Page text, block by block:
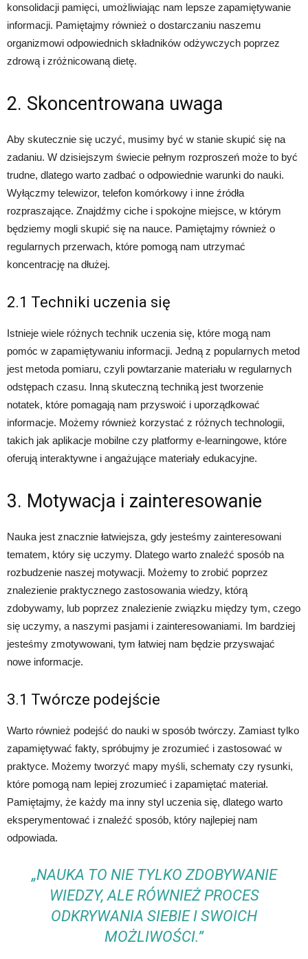
konsolidacji pamięci, umożliwiając nam lepsze zapamiętywanie
informacji. Pamiętajmy również o dostarczaniu naszemu
organizmowi odpowiednich składników odżywczych poprzez
zdrową i zróżnicowaną dietę.
2. Skoncentrowana uwaga
Aby skutecznie się uczyć, musimy być w stanie skupić się na
zadaniu. W dzisiejszym świecie pełnym rozproszeń może to być
trudne, dlatego warto zadbać o odpowiednie warunki do nauki.
Wyłączmy telewizor, telefon komórkowy i inne źródła
rozpraszające. Znajdźmy ciche i spokojne miejsce, w którym
będziemy mogli skupić się na nauce. Pamiętajmy również o
regularnych przerwach, które pomogą nam utrzymać
koncentrację na dłużej.
2.1 Techniki uczenia się
Istnieje wiele różnych technik uczenia się, które mogą nam
pomóc w zapamiętywaniu informacji. Jedną z popularnych metod
jest metoda pomiaru, czyli powtarzanie materiału w regularnych
odstępach czasu. Inną skuteczną techniką jest tworzenie
notatek, które pomagają nam przyswoić i uporządkować
informacje. Możemy również korzystać z różnych technologii,
takich jak aplikacje mobilne czy platformy e-learningowe, które
oferują interaktywne i angażujące materiały edukacyjne.
3. Motywacja i zainteresowanie
Nauka jest znacznie łatwiejsza, gdy jesteśmy zainteresowani
tematem, który się uczymy. Dlatego warto znaleźć sposób na
rozbudzenie naszej motywacji. Możemy to zrobić poprzez
znalezienie praktycznego zastosowania wiedzy, którą
zdobywamy, lub poprzez znalezienie związku między tym, czego
się uczymy, a naszymi pasjami i zainteresowaniami. Im bardziej
jesteśmy zmotywowani, tym łatwiej nam będzie przyswajać
nowe informacje.
3.1 Twórcze podejście
Warto również podejść do nauki w sposób twórczy. Zamiast tylko
zapamiętywać fakty, spróbujmy je zrozumieć i zastosować w
praktyce. Możemy tworzyć mapy myśli, schematy czy rysunki,
które pomogą nam lepiej zrozumieć i zapamiętać materiał.
Pamiętajmy, że każdy ma inny styl uczenia się, dlatego warto
eksperymentować i znaleźć sposób, który najlepiej nam
odpowiada.
„NAUKA TO NIE TYLKO ZDOBYWANIE
WIEDZY, ALE RÓWNIEŻ PROCES
ODKRYWANIA SIEBIE I SWOICH
MOŻLIWOŚCI.”